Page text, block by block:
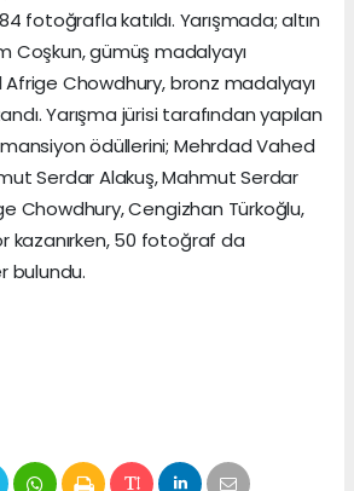
fotoğrafla katıldı. Yarışmada; altın
Coşkun, gümüş madalyayı
Chowdhury, bronz madalyayı
Yarışma jürisi tarafından yapılan
ödüllerini; Mehrdad Vahed
Serdar Alakuş, Mahmut Serdar
Chowdhury, Cengizhan Türkoğlu,
kazanırken, 50 fotoğraf da
bulundu.